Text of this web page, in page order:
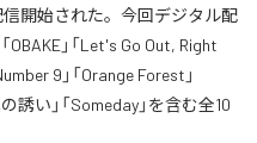
信開始された。今回デジタル配
」「Let's Go Out, Right
9」「Orange Forest」
誘い」「Someday」を含む全10